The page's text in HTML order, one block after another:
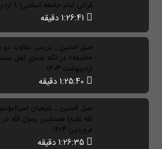
قرآنیِ امام جامعه اسلامی! 9 اردیبهشت 1403
حبل المتین _ بررسی تفاوت دو
اردیبهشت 1403
حبل المتین _ شیعیان
فروردین 1403